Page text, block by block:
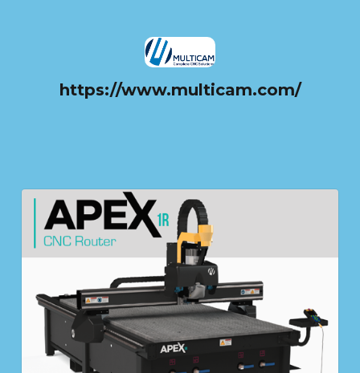
https://www.multicam.com/